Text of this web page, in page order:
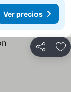
Ver precios
Compartir